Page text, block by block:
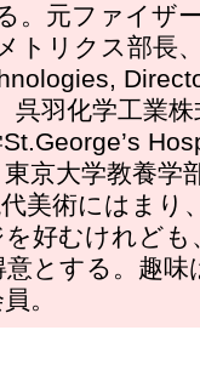
。元ファイザ
トリクス部長
呉羽化学工業
京大学教養学
美術にはまり
好むけれど
とする。趣味
。